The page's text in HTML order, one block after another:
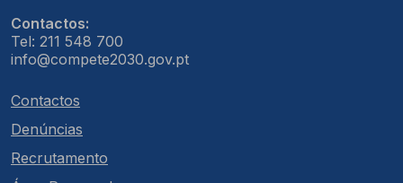
Contactos:
Tel: 211 548 700
info@compete2030.gov.pt
Contactos
Denúncias
Recrutamento